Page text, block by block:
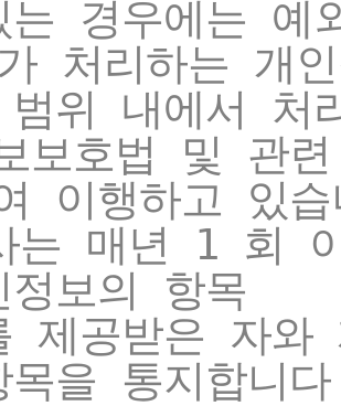
는 경우에는 예
처리하는 개
범위 내에서 처
보호법 및 관
이행하고 있
는 매년 1 회
보의 항목
제공받은 자
목을 통지합니